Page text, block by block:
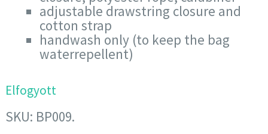
adjustable drawstring closure and
cotton strap
handwash only (to keep the bag
waterrepellent)
Elfogyott
SKU: BP009.